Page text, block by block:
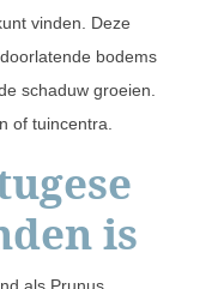
vinden. Deze
bodems
schaduw groeien.
of tuincentra.
is
als Prunus